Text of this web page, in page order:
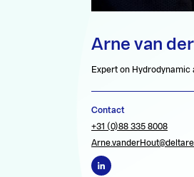
Arne van
Expert on Hydrodynamic
Contact
+31 (0)88 335 8008